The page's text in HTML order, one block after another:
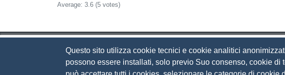
Average: 3.6 (5 votes)
Camera di Commercio di Brescia
Questo sito utilizza cookie tecnici e cookie analitici
possono essere installati, solo previo Suo consenso, cookie